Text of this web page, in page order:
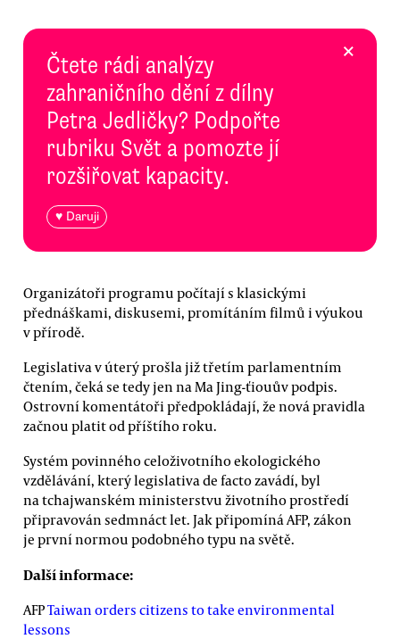
Čtete rádi analýzy
zahraničního dění z dílny
Petra Jedličky? Podpořte
rubriku Svět a pomozte jí
rozšiřovat kapacity.
♥ Daruji
×
Organizátoři programu počítají s klasickými
přednáškami, diskusemi, promítáním filmů i výukou
v přírodě.
Legislativa v úterý prošla již třetím parlamentním
čtením, čeká se tedy jen na Ma Jing-ťiouův podpis.
Ostrovní komentátoři předpokládají, že nová pravidla
začnou platit od příštího roku.
Systém povinného celoživotního ekologického
vzdělávání, který legislativa de facto zavádí, byl
na tchajwanském ministerstvu životního prostředí
připravován sedmnáct let. Jak připomíná AFP, zákon
je první normou podobného typu na světě.
Další informace:
AFPTaiwan orders citizens to take environmental
lessons